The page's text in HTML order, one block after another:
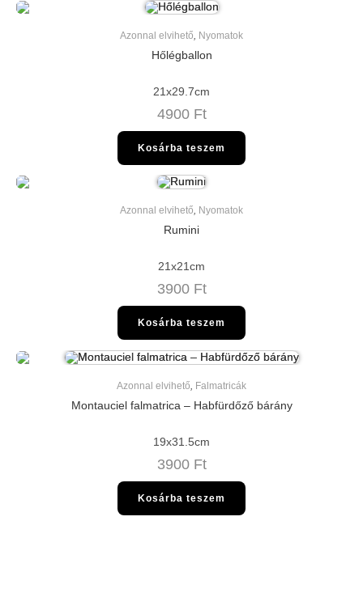
Azonnal elvihető Nyomatok
Hőlégballon
21x29.7cm
4900 Ft
Kosárba teszem
Azonnal elvihető, Nyomatok
Rumini
21x21cm
3900 Ft
Kosárba teszem
Azonnal elvihető Falmatricák
Montauciel falmatrica – Habfürdőző bárány
19x31.5cm
3900 Ft
Kosárba teszem